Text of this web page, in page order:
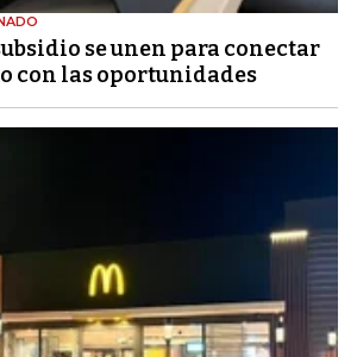
se unen para conectar
con las oportunidades